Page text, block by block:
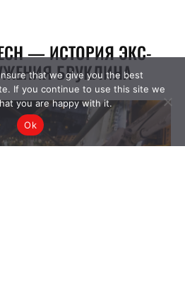
that we give you the best
If you continue to use this site we
you are happy with it.
Ok